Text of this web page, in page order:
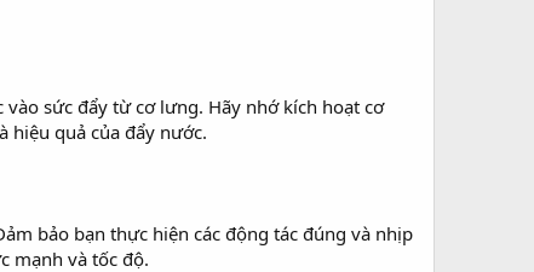
sức đẩy từ cơ lưng. Hãy nhớ kích hoạt cơ
hiệu quả của đẩy nước.
bảo bạn thực hiện các động tác đúng và nhịp
mạnh và tốc độ.